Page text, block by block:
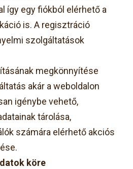
így egy fiókból elérhető a
is. A regisztráció
szolgáltatások
megkönnyítése
akár a weboldalon
igénybe vehető,
tárolása,
számára elérhető akciós
köre